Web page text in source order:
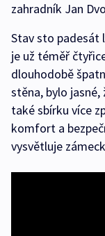
zahradník Jan
Stav sto padesát
je už téměř
dlouhodobě
stěna, bylo
také sbírku více
komfort a
vysvětluje